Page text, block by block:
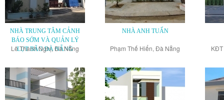
NHÀ TRUNG TÂM CẢNH
BÁO SỚM VÀ QUẢN LÝ
LỤT BÃO ĐÀ NẴNG
Lê Thanh Nghị, Đà Nẵng
NHÀ ANH TUẤN
Phạm Thế Hiển, Đà Nẵng